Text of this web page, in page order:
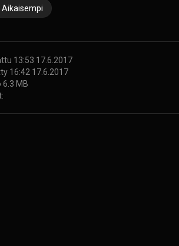
13:53 17.6.2017
16:42 17.6.2017
6.3 MB